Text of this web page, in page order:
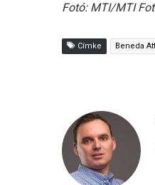
Fotó: MTI/MTI
Címke Beneda